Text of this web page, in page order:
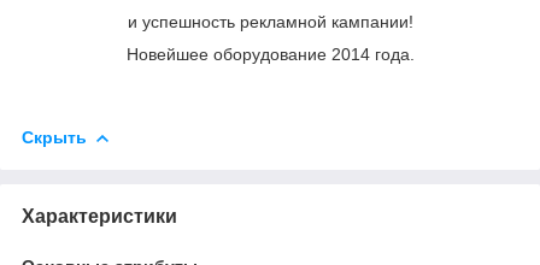
и успешность рекламной кампании!
Новейшее оборудование 2014 года.
Скрыть
Характеристики